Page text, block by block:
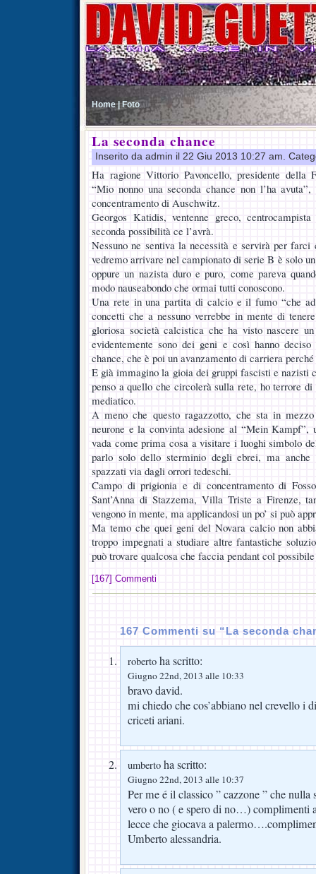
Home | Foto
La seconda chance
Inserito da admin il 22 Giu 2013 10:27 am.
Ha ragione Vittorio Pavoncello, presidente della
“Mio nonno una seconda chance non l’ha
concentramento di Auschwitz.
Georgos Katidis, ventenne greco,
seconda possibilità ce l’avrà.
Nessuno ne sentiva la necessità e servirà per farci
vedremo arrivare nel campionato di serie B è solo
oppure un nazista duro e puro, come pareva
modo nauseabondo che ormai tutti conoscono.
Una rete in una partita di calcio e il fumo “che
concetti che a nessuno verrebbe in mente di
gloriosa società calcistica che ha visto nascere
evidentemente sono dei geni e così hanno
chance, che è poi un avanzamento di carriera
E già immagino la gioia dei gruppi fascisti e nazisti
penso a quello che circolerà sulla rete, ho terrore
mediatico.
A meno che questo ragazzotto, che sta in
neurone e la convinta adesione al “Mein
vada come prima cosa a visitare i luoghi simbolo
parlo solo dello sterminio degli ebrei, ma
spazzati via dagli orrori tedeschi.
Campo di prigionia e di concentramento di
Sant’Anna di Stazzema, Villa Triste a Firenze,
vengono in mente, ma applicandosi un po’ si può
Ma temo che quei geni del Novara calcio non
troppo impegnati a studiare altre fantastiche
può trovare qualcosa che faccia pendant col
[167] Commenti
167 Commenti su “La seconda
roberto ha scritto:
Giugno 22nd, 2013 alle 10:33
bravo david.
mi chiedo che cos’abbiano nel crevello i
criceti ariani.
umberto ha scritto:
Giugno 22nd, 2013 alle 10:37
Per me é il classico ” cazzone ” che
vero o no ( e spero di no…) complimenti
lecce che giocava a
Umberto alessandria.